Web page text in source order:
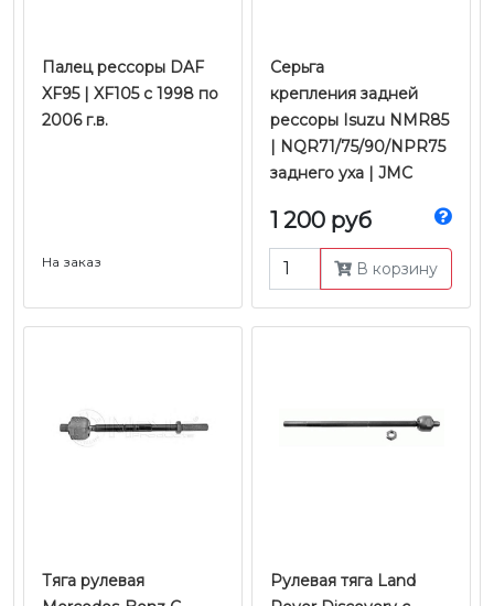
Палец рессоры DAF
XF95 | XF105 c 1998 по
2006 г.в.
На заказ
Серьга
крепления задней
рессоры Isuzu NMR85
| NQR71/75/90/NPR75
заднего уха | JMC
1 200 руб
В корзину
Тяга рулевая
Рулевая тяга Land